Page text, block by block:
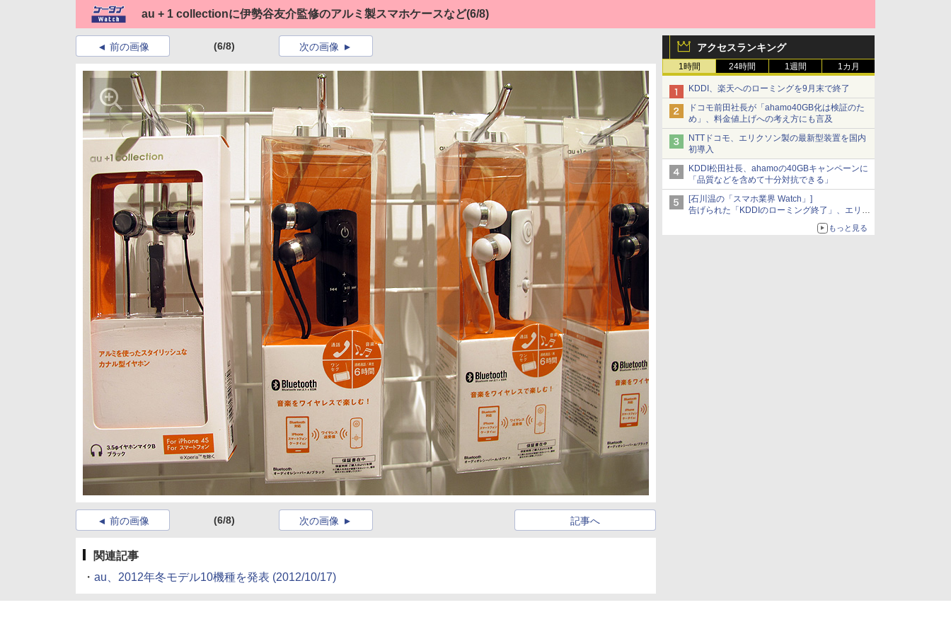
au + 1 collectionに伊勢谷友介監修のアルミ製スマホケースなど(6/8)
アクセスランキング
1時間 24時間 1週間 1カ月
KDDI、楽天へのローミングを9月末で終了
ドコモ前田社長が「ahamo40GB化は検証のた
め」、料金値上げへの考え方にも言及
NTTドコモ、エリクソン製の最新型装置を国内
初導入
KDDI松田社長、ahamoの40GBキャンペーンに
「品質などを含めて十分対抗できる」
[石川温の「スマホ業界 Watch」]
告げられた「KDDIのローミング終了」、エリア
マップの落とし穴と楽天モバイルの課題
もっと見る
前の画像 (6/8) 次の画像
前の画像 (6/8) 記事へ
次の画像
関連記事
・ au、2012年冬モデル10機種を発表 (2012/10/17)